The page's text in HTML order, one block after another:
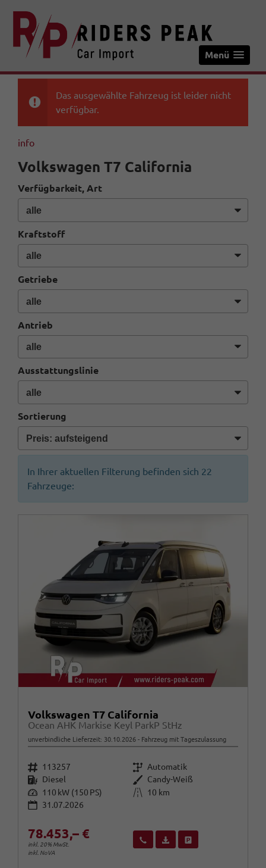
Menü
Das ausgewählte Fahrzeug ist leider nicht
verfügbar.
info
Volkswagen T7 California
Verfügbarkeit, Art
Kraftstoff
Getriebe
Antrieb
Ausstattungslinie
Sortierung
In Ihrer aktuellen Filterung befinden sich 22
Fahrzeuge:
Volkswagen T7 California
Ocean AHK Markise Keyl ParkP StHz
unverbindliche Lieferzeit: 30.10.2026 Fahrzeug mit Tageszulassung
Fahrzeugnr. 113257 Getriebe Automatik
Kraftstoff Diesel Außenfarbe Candy-Weiß
Leistung 110 kW (150 PS) Kilometerstand
10 km
31.07.2026
78.453,– €
inkl. 20% MwSt.
inkl. NoVA
Wir rufen Sie anFahrzeugexposé (PDF)